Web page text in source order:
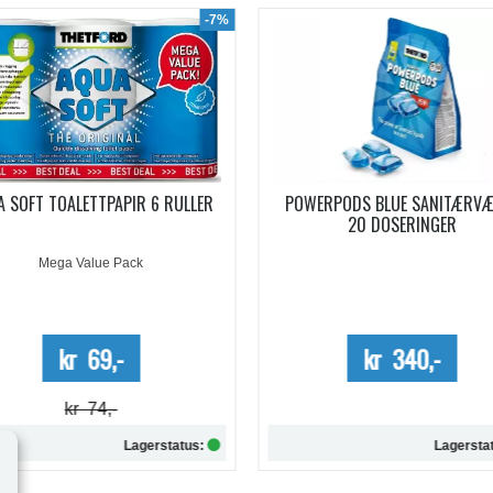
BLUE SANITÆRVÆSKE
kr 340,-
Lagerstatus:
SANITÆRVÆSKE AQUA KEM
EUCALYPTUS KONSENTRERT
kr 254,-